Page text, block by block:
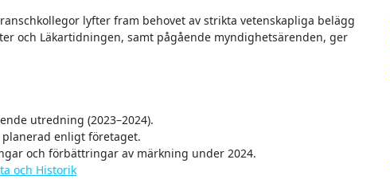
lyfter fram behovet av strikta vetenskapliga belägg
och Läkartidningen, samt pågående myndighetsärenden, ger
utredning (2023–2024).
enligt företaget.
och förbättringar av märkning under 2024.
och Historik